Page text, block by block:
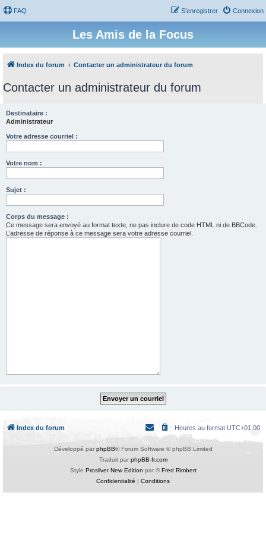
FAQ Connexion
S’enregistrer
Les Amis de la Focus
Index du forum Contacter un administrateur du forum
Contacter un administrateur du forum
Destinataire :
Administrateur
Votre adresse courriel :
Votre nom :
Sujet :
Corps du message :
Ce message sera envoyé au format texte, ne pas inclure de code HTML ni de BBCode.
L’adresse de réponse à ce message sera votre adresse courriel.
Index du forum Heures au format UTC+01:00
Développé par phpBB® Forum Software © phpBB Limited
Traduit par phpBB-fr.com
Style Prosilver New Edition par ©Fred Rimbert
Confidentialité | Conditions